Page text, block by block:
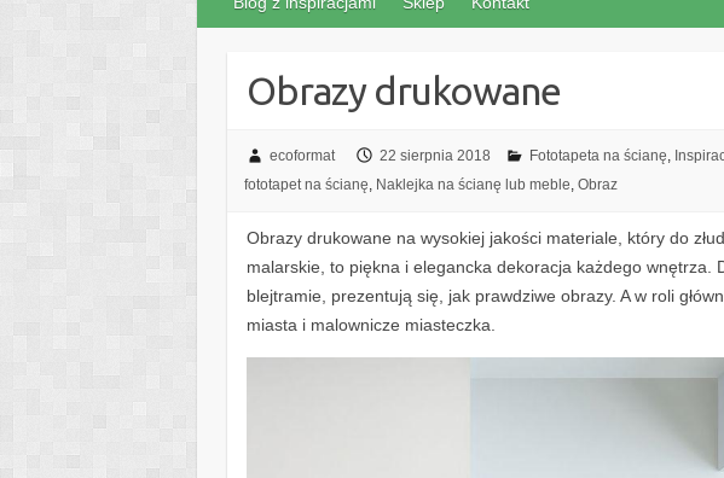
Obrazy drukowane
ecoformat 22 sierpnia 2018 Fototapeta na ścianę
fototapet na ścianę Naklejka na ścianę lub meble Obraz
Obrazy drukowane na wysokiej jakości materiale, który do
malarskie, to piękna i elegancka dekoracja każdego wnętrza.
blejtramie, prezentują się, jak prawdziwe obrazy. A w roli
miasta i malownicze miasteczka.